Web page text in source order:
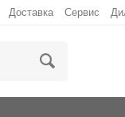
Доставка Сервис